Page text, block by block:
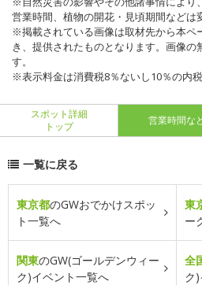
営業時間、植物の開花・見頃期間などは
※掲載されている画像は取材先から本ペ
き、提供されたものとなります。画像の
す。
※表示料金は消費税8％ないし10％の内税
スポット詳細
トップ
営業時間な
一覧に戻る
東京都のGWおでかけスポッ
ト一覧へ
東
ー
関東のGW(ゴールデンウィー
ク)イベント一覧へ
全
ク